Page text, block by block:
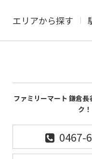
エリアから探す
ファミリーマート 鎌倉
ク！
0467-